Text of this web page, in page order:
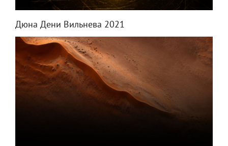
Дюна Дени Вильнева 2021